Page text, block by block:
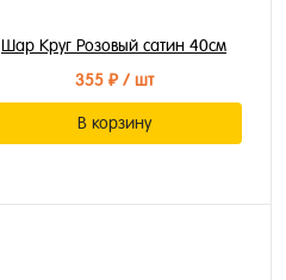
Шар Круг Розовый сатин 40см
355 ₽/ шт
В корзину